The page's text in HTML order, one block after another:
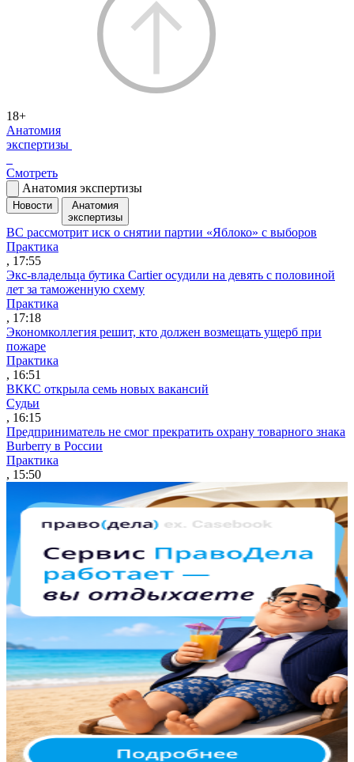
18+
Анатомия
экспертизы
Смотреть
Анатомия экспертизы
Новости
Анатомия
экспертизы
ВС рассмотрит иск о снятии партии «Яблоко» с выборов
Практика
, 17:55
Экс-владельца бутика Cartier осудили на девять с половиной
лет за таможенную схему
Практика
, 17:18
Экономколлегия решит, кто должен возмещать ущерб при
пожаре
Практика
, 16:51
ВККС открыла семь новых вакансий
Судьи
, 16:15
Предприниматель не смог прекратить охрану товарного знака
Burberry в России
Практика
, 15:50